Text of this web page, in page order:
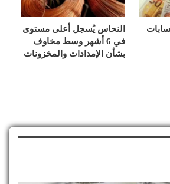
النحاس يُسجل أعلى مستوى
في 6 أشهر وسط مخاوف
بشأن الإمدادات والمخزونات